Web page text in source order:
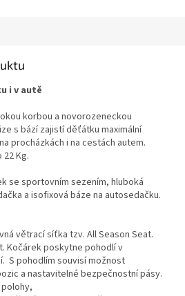
i v autě
korbou a novorozeneckou
s bází zajistí děťátku maximální
procházkách i na cestách autem.
Kg.
se sportovním sezením, hluboká
a isofixová báze na autosedačku.
větrací síťka tzv. All Season Seat.
Kočárek poskytne pohodlí v
S pohodlím souvisí možnost
a nastavitelné bezpečnostní pásy.